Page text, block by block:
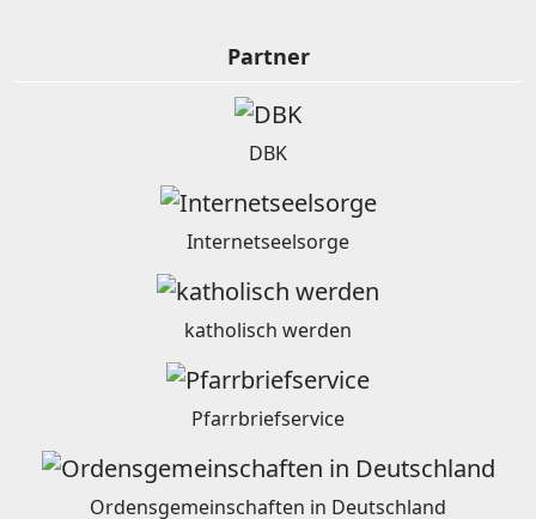
Partner
DBK
Internetseelsorge
katholisch werden
Pfarrbriefservice
Ordensgemeinschaften in Deutschland